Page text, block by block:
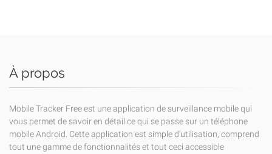
À propos
Mobile Tracker Free est une application de surveillance mobile qui
vous permet de savoir en détail ce qui se passe sur un téléphone
mobile Android. Cette application est simple d'utilisation, comprend
tout une gamme de fonctionnalités et tout ceci accessible